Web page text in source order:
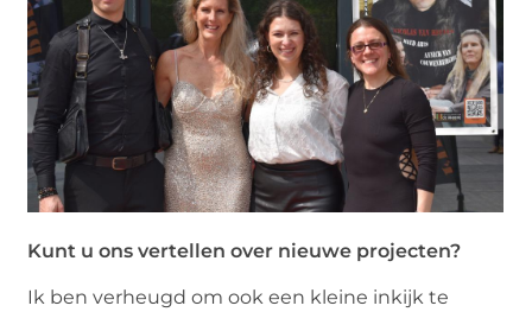
Kunt u ons vertellen over nieuwe projecten?
Ik ben verheugd om ook een kleine inkijk te